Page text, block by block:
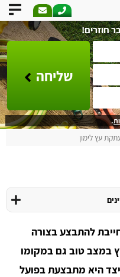
חוזרים!
שליחה
.
עץ לימון
להתבצע בצורה
במצב טוב גם במקומו
היא מתבצעת בפועל